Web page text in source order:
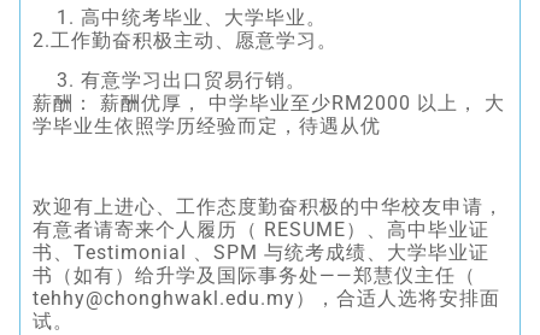
高中统考毕业、大学毕业。
2.工作勤奋积极主动、愿意学习。
有意学习出口贸易行销。
薪酬： 薪酬优厚， 中学毕业至少RM2000 以上， 大
学毕业生依照学历经验而定，待遇从优
欢迎有上进心、工作态度勤奋积极的中华校友申请，
有意者请寄来个人履历（ RESUME）、高中毕业证
书、Testimonial 、SPM 与统考成绩、大学毕业证
书（如有）给升学及国际事务处——郑慧仪主任（
tehhy@chonghwakl.edu.my），合适人选将安排面
试。